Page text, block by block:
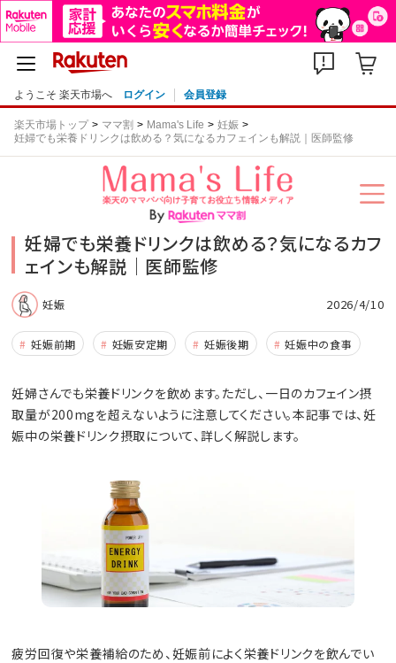
ようこそ 楽天市場へ ログイン 会員登録
楽天市場トップ ママ割 Mama's Life
妊娠
妊婦でも栄養ドリンクは飲める？気になるカフェインも解説｜医師監修
妊婦でも栄養ドリンクは飲める？気になるカフ
ェインも解説｜医師監修
妊娠 2026/4/10
妊娠前期 妊娠安定期 妊娠後期 妊娠中の食事
妊婦さんでも栄養ドリンクを飲めます。ただし、一日のカフェイン摂
取量が200mgを超えないように注意してください。本記事では、妊
娠中の栄養ドリンク摂取について、詳しく解説します。
疲労回復や栄養補給のため、妊娠前によく栄養ドリンクを飲んでい